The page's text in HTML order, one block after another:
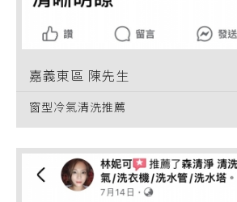
嘉義東區 陳先生
窗型冷氣清洗推薦